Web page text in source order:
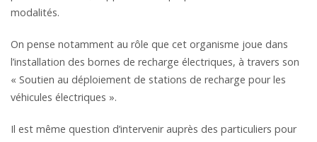
modalités.
On pense notamment au rôle que cet organisme joue dans
l’installation des bornes de recharge électriques, à travers son
« Soutien au déploiement de stations de recharge pour les
véhicules électriques ».
Il est même question d’intervenir auprès des particuliers pour